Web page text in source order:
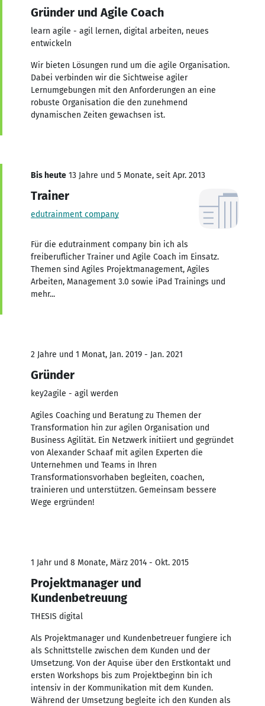
Gründer und Agile Coach
learn agile - agil lernen, digital arbeiten, neues
entwickeln
Wir bieten Lösungen rund um die agile Organisation.
Dabei verbinden wir die Sichtweise agiler
Lernumgebungen mit den Anforderungen an eine
robuste Organisation die den zunehmend
dynamischen Zeiten gewachsen ist.
Bis heute 13 Jahre und 5 Monate, seit Apr. 2013
Trainer
edutrainment company
Für die edutrainment company bin ich als
freiberuflicher Trainer und Agile Coach im Einsatz.
Themen sind Agiles Projektmanagement, Agiles
Arbeiten, Management 3.0 sowie iPad Trainings und
mehr...
2 Jahre und 1 Monat, Jan. 2019 - Jan. 2021
Gründer
key2agile - agil werden
Agiles Coaching und Beratung zu Themen der
Transformation hin zur agilen Organisation und
Business Agilität. Ein Netzwerk initiiert und gegründet
von Alexander Schaaf mit agilen Experten die
Unternehmen und Teams in Ihren
Transformationsvorhaben begleiten, coachen,
trainieren und unterstützen. Gemeinsam bessere
Wege ergründen!
1 Jahr und 8 Monate, März 2014 - Okt. 2015
Projektmanager und
Kundenbetreuung
THESIS digital
Als Projektmanager und Kundenbetreuer fungiere ich
als Schnittstelle zwischen dem Kunden und der
Umsetzung. Von der Aquise über den Erstkontakt und
ersten Workshops bis zum Projektbeginn bin ich
intensiv in der Kommunikation mit dem Kunden.
Während der Umsetzung begleite ich den Kunden als